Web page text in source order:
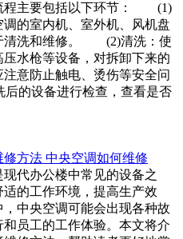
主要包括以下环节： (1)
的室内机、室外机、风机盘
清洗和维修。 (2)清洗：使
水枪等设备，对拆卸下来的
意防止触电、烫伤等安全问
的设备进行检查，查看是否
方法 中央空调如何维修
代办公楼中常见的设备之
的工作环境，提高生产效
中央空调可能会出现各种故
员工的工作体验。本文将介